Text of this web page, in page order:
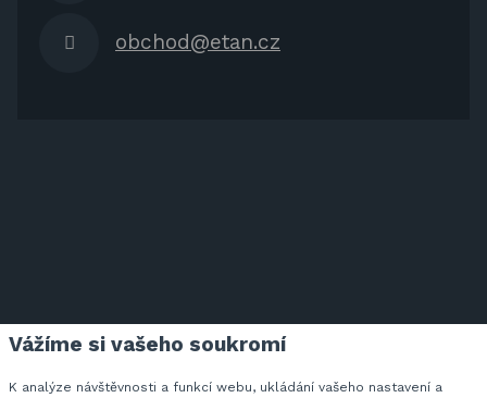
obchod@etan.cz
Vážíme si vašeho soukromí
K analýze návštěvnosti a funkcí webu, ukládání vašeho nastavení a